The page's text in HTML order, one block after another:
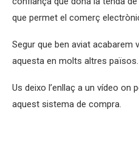
que permet el comerç
Segur que ben aviat acabarem
aquesta en molts altres països.
Us deixo l’enllaç a un vídeo on
aquest sistema de compra.